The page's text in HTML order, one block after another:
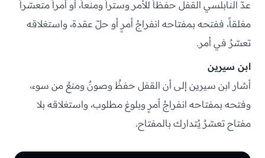
عدّ النابلسي القفل حفظاً للأمر وستراً ومنعاً، أو أمراً متعسّراً
مغلقاً، ففتحه بمفتاحه انفراجُ أمرٍ أو حلّ عقدة، واستغلاقه
تعسّرٌ في أمر.
ابن سيرين
أشار ابن سيرين إلى أن القفل حفظٌ وصونٌ ومنعٌ من سوء،
وفتحه بمفتاحه انفراجُ أمرٍ وبلوغ مطلوب، واستغلاقه بلا
مفتاح تعسّرٌ يُتدارك بالمفتاح.